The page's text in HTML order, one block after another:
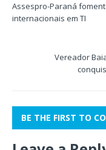
Assespro-Paraná
internacionais em TI
Vereador
BE THE FIRST TO